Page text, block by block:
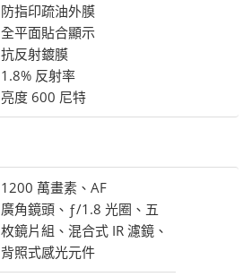
防指印疏油外膜
全平面貼合顯示
抗反射鍍膜
1.8% 反射率
亮度 600 尼特
1200 萬畫素、AF
廣角鏡頭、ƒ/1.8 光圈、五
枚鏡片組、混合式 IR 濾鏡、
背照式感光元件